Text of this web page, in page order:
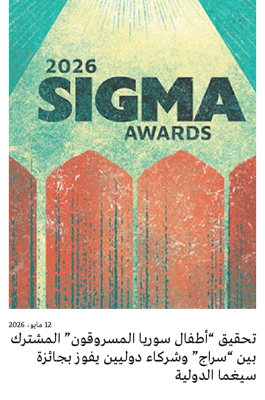
12 مايو، 2026
تحقيق “أطفال سوريا المسروقون” المشترك
بين “سراج” وشركاء دوليين يفوز بجائزة
سيغما الدولية